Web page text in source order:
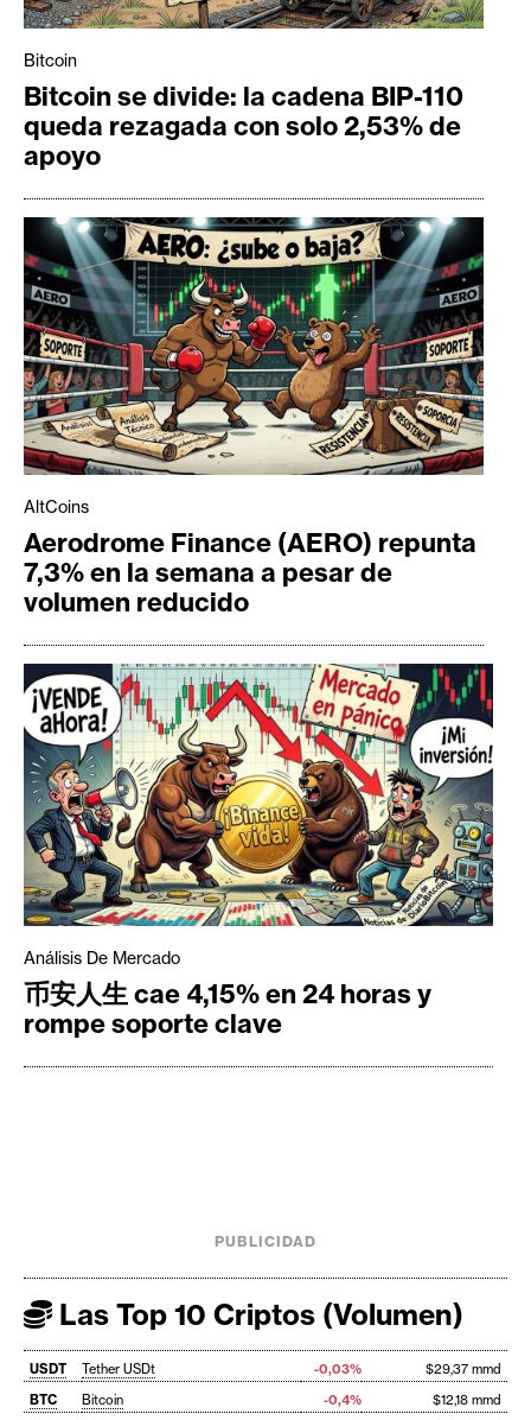
Bitcoin
Bitcoin se divide: la cadena BIP-110
queda rezagada con solo 2,53% de
apoyo
AltCoins
Aerodrome Finance (AERO) repunta
7,3% en la semana a pesar de
volumen reducido
Análisis De Mercado
币安人生 cae 4,15% en 24 horas y
rompe soporte clave
PUBLICIDAD
Las Top 10 Criptos (Volumen)
USDT Tether USDt -0,03%
$29,37 mmd
BTC
Bitcoin -0,4%
$12,18 mmd